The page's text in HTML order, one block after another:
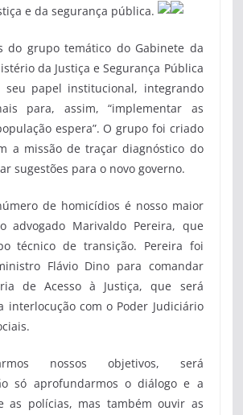
e da segurança pública.
do grupo temático do Gabinete da
da Justiça e Segurança Pública
seu papel institucional, integrando
para, assim, “implementar as
espera”. O grupo foi criado
a missão de traçar diagnóstico do
sugestões para o novo governo.
de homicídios é nosso maior
advogado Marivaldo Pereira, que
técnico de transição. Pereira foi
Flávio Dino para comandar
de Acesso à Justiça, que será
interlocução com o Poder Judiciário
nossos objetivos, será
só aprofundarmos o diálogo e a
as polícias, mas também ouvir as